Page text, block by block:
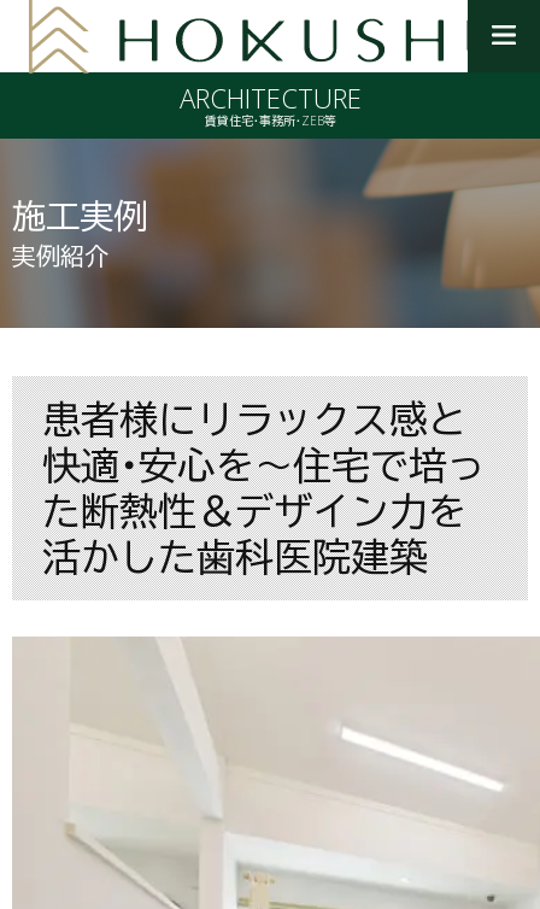
を
開
ARCHITECTURE
賃貸住宅・事務所・ZEB等
施工実例
実例紹介
患者様にリラックス感と
快適・安心を～住宅で培っ
た断熱性＆デザイン力を
活かした歯科医院建築